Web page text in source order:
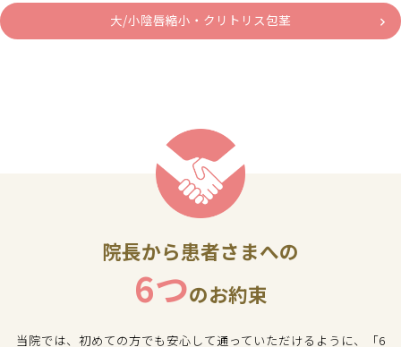
大/小陰唇縮小・クリトリス包茎
院長から患者さまへの
6つのお約束
当院では、初めての方でも安心して通っていただけるように、「6